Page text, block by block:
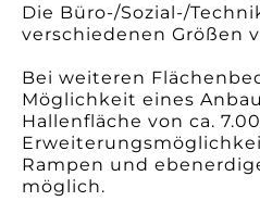
Die Büro-/Sozial-/
verschiedenen Größen
Bei weiteren
Möglichkeit eines
Hallenfläche von ca.
Rampen und
möglich.